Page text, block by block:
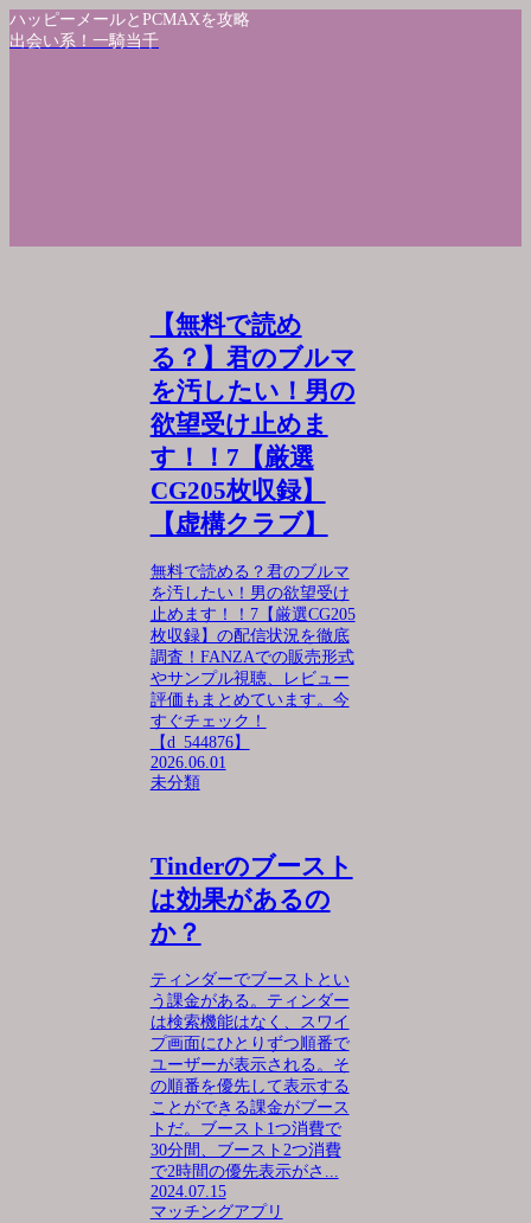
ハッピーメールとPCMAXを攻略
出会い系！一騎当千
【無料で読め
る？】君のブルマ
を汚したい！男の
欲望受け止めま
す！！7【厳選
CG205枚収録】
【虚構クラブ】
無料で読める？君のブルマ
を汚したい！男の欲望受け
止めます！！7【厳選CG205
枚収録】の配信状況を徹底
調査！FANZAでの販売形式
やサンプル視聴、レビュー
評価もまとめています。今
すぐチェック！
【d_544876】
2026.06.01
未分類
Tinderのブースト
は効果があるの
か？
ティンダーでブーストとい
う課金がある。ティンダー
は検索機能はなく、スワイ
プ画面にひとりずつ順番で
ユーザーが表示される。そ
の順番を優先して表示する
ことができる課金がブース
トだ。ブースト1つ消費で
30分間、ブースト2つ消費
で2時間の優先表示がさ...
2024.07.15
マッチングアプリ